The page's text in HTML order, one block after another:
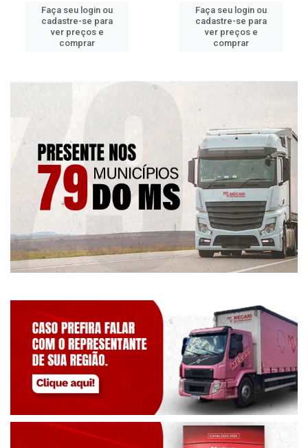
Faça seu login ou
cadastre-se para
ver preços e
comprar
Faça seu login ou
cadastre-se para
ver preços e
comprar